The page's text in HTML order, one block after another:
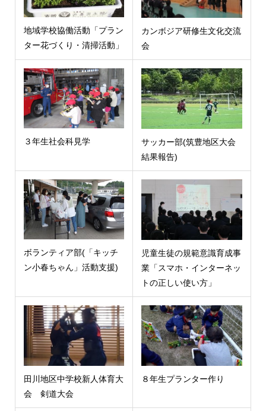
地域学校協働活動「プラン
ター花づくり・清掃活動」
カンボジア研修生文化交流
会
３年生社会科見学
サッカー部(筑豊地区大会
結果報告)
ボランティア部(「キッチ
ン小春ちゃん」活動支援)
児童生徒の規範意識育成事
業「スマホ・インターネッ
トの正しい使い方」
田川地区中学校新人体育大
会 剣道大会
８年生プランター作り